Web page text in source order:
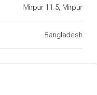
Mirpur 11.5, Mirpur
Bangladesh